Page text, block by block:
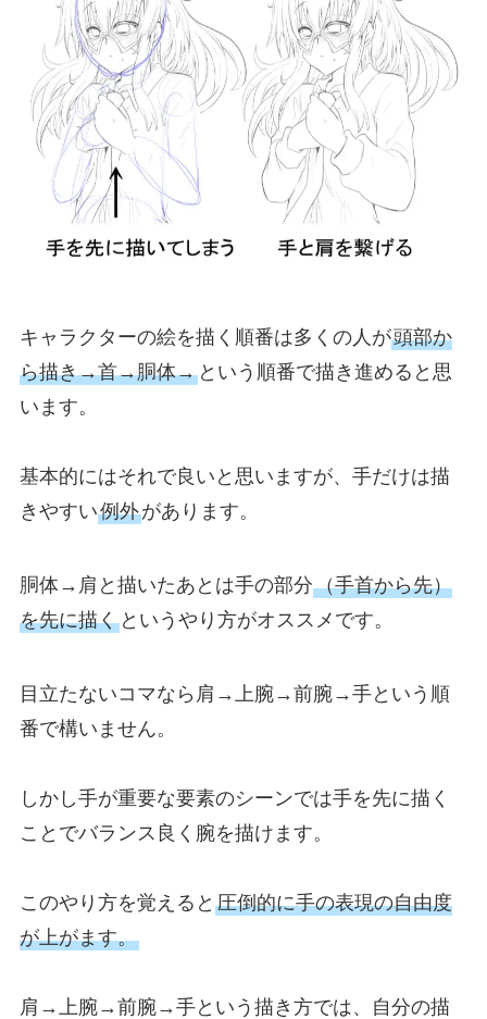
キャラクターの絵を描く順番は多くの人が頭部か
ら描き→首→胴体→という順番で描き進めると思
います。
基本的にはそれで良いと思いますが、手だけは描
きやすい例外があります。
胴体→肩と描いたあとは手の部分（手首から先）
を先に描くというやり方がオススメです。
目立たないコマなら肩→上腕→前腕→手という順
番で構いません。
しかし手が重要な要素のシーンでは手を先に描く
ことでバランス良く腕を描けます。
このやり方を覚えると 圧倒的に手の表現の自由度
が上がます。
肩→上腕→前腕→手という描き方では、自分の描